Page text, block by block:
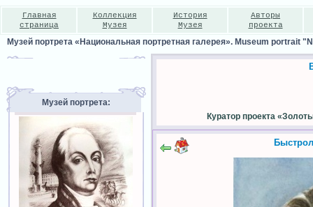
Главная
страница
Коллекция
Музея
История
Музея
Авторы
проекта
Музей портрета «Национальная портретная галерея». Museum portrait
Музей портрета:
Куратор проекта